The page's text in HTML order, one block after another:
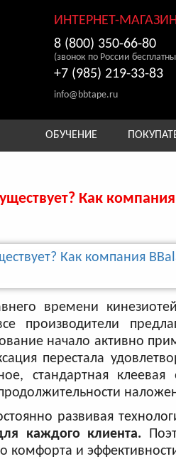
ИНТЕРНЕТ-МАГАЗИН
8 (800) 350-66-80
(звонок по России
+7 (985) 219-33-83
info@bbtape.ru
ОБУЧЕНИЕ
Как
времени
производители
начало активно
перестала
стандартная
развивая
каждого клиента.
комфорта и